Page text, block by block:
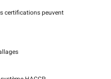
certifications peuvent